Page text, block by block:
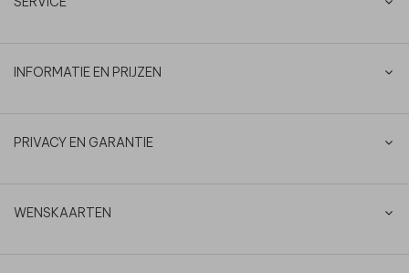
INFORMATIE EN PRIJZEN
PRIVACY EN GARANTIE
WENSKAARTEN